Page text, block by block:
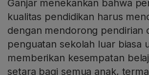
Ganjar menekankan bahwa
kualitas pendidikan harus
dengan mendorong pendirian
penguatan sekolah luar biasa
memberikan kesempatan
setara bagi semua anak,